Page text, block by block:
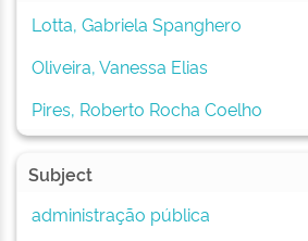
Lotta, Gabriela Spanghero
Oliveira, Vanessa Elias
Pires, Roberto Rocha Coelho
Subject
administração pública